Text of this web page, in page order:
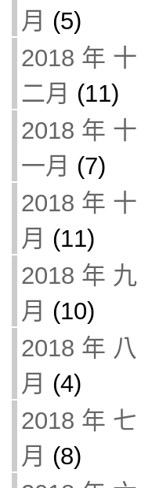
月 (5)
2018 年 十
二月 (11)
2018 年 十
一月 (7)
2018 年 十
月 (11)
2018 年 九
月 (10)
2018 年 八
月 (4)
2018 年 七
月 (8)